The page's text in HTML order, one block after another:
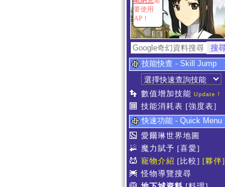
要使用
AP！
技能快查 - Skill Jump
數值增加技能 Update !
技能消耗表 [強度表]
快速功能 - Quick Menu
愛爾琳世界地圖
魔力賦予 [喜愛]
寵物介紹 [比較] [夥伴]
怪物導覽搜尋